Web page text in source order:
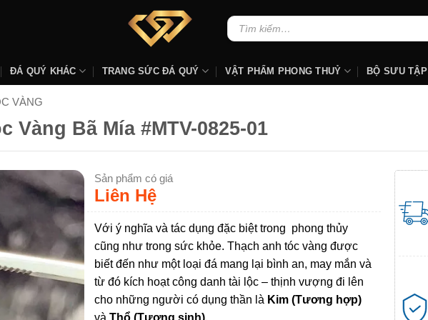
Tìm
kiếm:
ĐÁ QUÝ KHÁC TRANG SỨC ĐÁ QUÝ VẬT PHẨM PHONG THUỶ BỘ SƯU TẬP
VÀNG
Vàng Bã Mía #MTV-0825-01
Sản phẩm có giá
Liên Hệ
Với ý nghĩa và tác dụng đặc biệt trong phong thủy
cũng như trong sức khỏe. Thạch anh tóc vàng được
biết đến như một loại đá mang lại bình an, may mắn và
từ đó kích hoạt công danh tài lộc – thịnh vượng đi lên
cho những người có dụng thần là Kim (Tương hợp)
vàThổ (Tương sinh).